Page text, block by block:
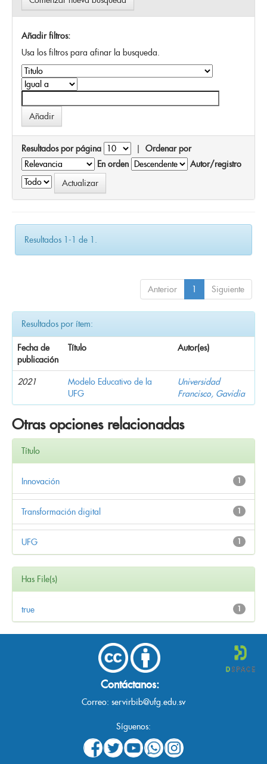
Añadir filtros:
Usa los filtros para afinar la busqueda.
Resultados por página | Ordenar por
En orden
Autor/registro
Resultados 1-1 de 1.
Anterior 1 Siguiente
Resultados por ítem:
Fecha de
publicación
Título Autor(es)
2021
Modelo Educativo de la
UFG
Universidad
Francisco, Gavidia
Otras opciones relacionadas
Título
1
Innovación
1
Transformación digital
1
UFG
Has File(s)
1
true
Contáctanos:
Correo: servirbib@ufg.edu.sv
Síguenos: